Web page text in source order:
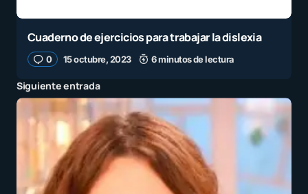
Cuaderno de ejercicios para trabajar la dislexia
0 15 octubre, 2023 6 minutos de lectura
Siguiente entrada